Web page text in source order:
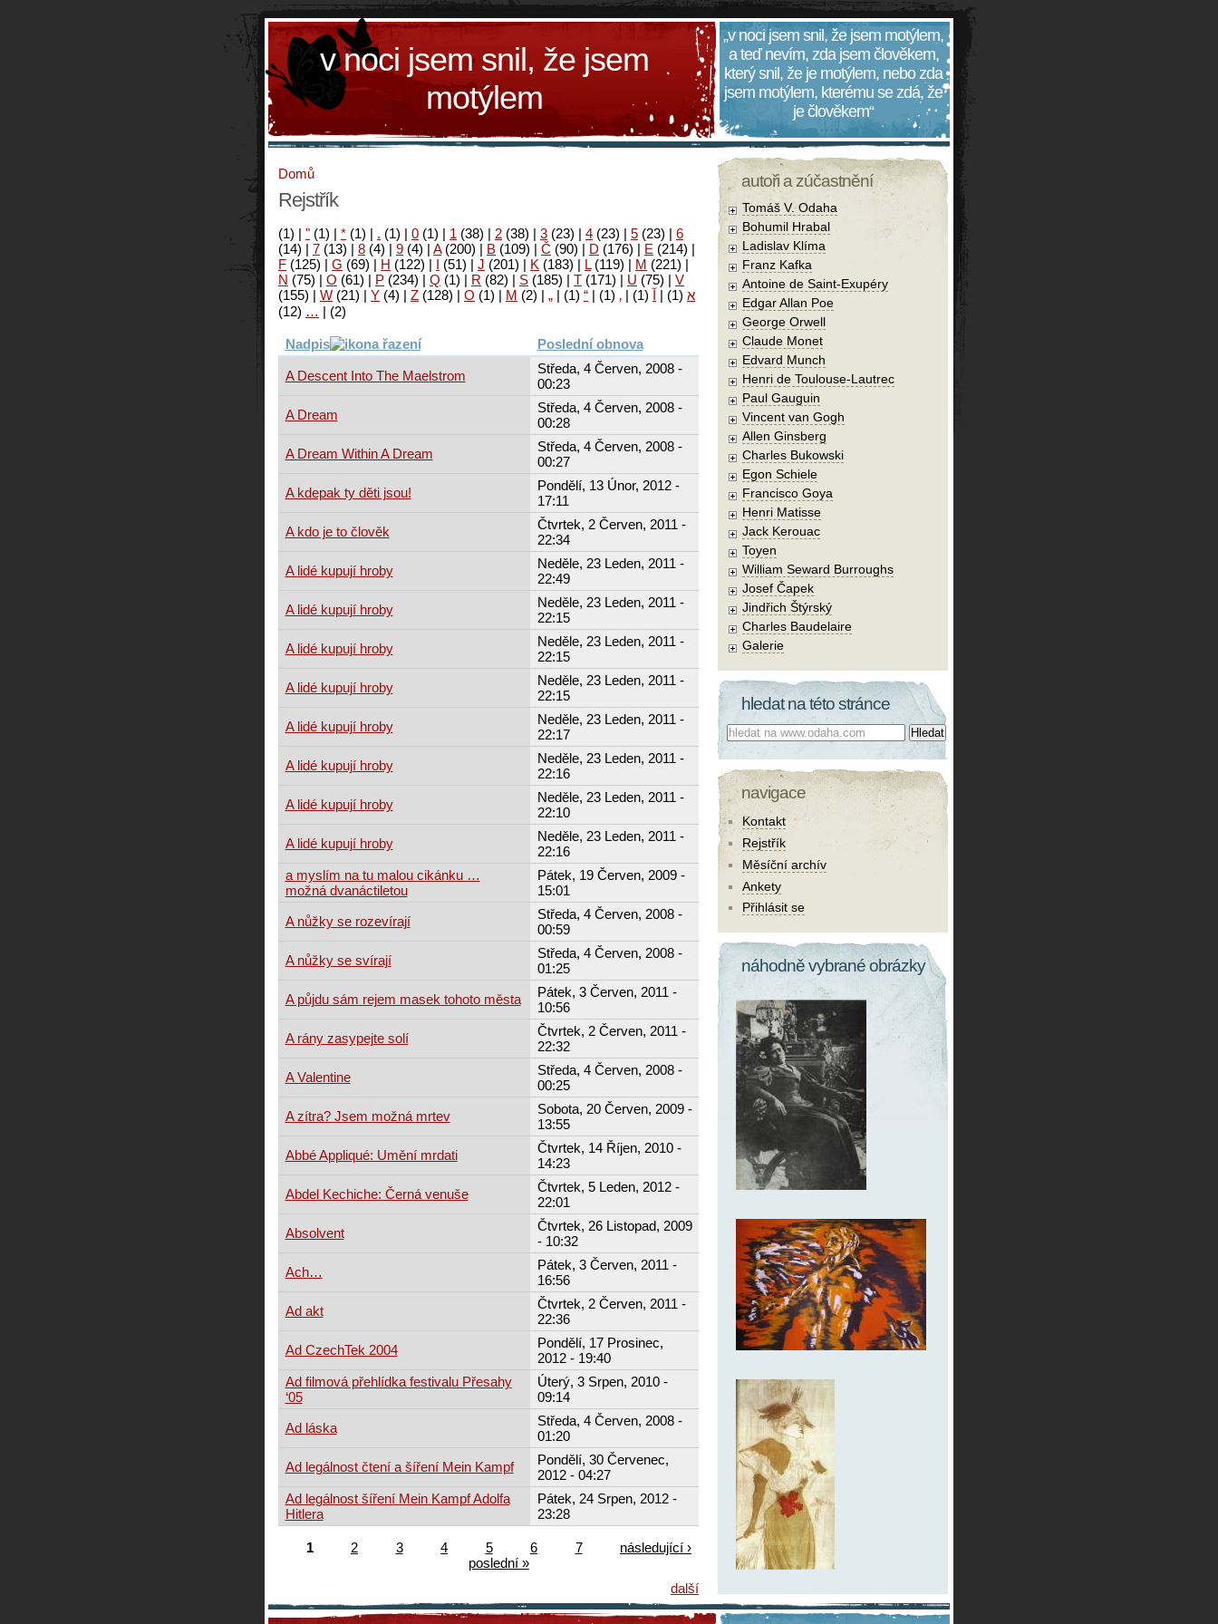
v noci jsem snil, že jsem
motýlem
„v noci jsem snil, že jsem motýlem,
a teď nevím, zda jsem člověkem,
který snil, že je motýlem, nebo zda
jsem motýlem, kterému se zdá, že
je člověkem“
Domů
Rejstřík
(1) | " (1) | * (1) | . (1) | 0 (1) | 1 (38) | 2 (38) | 3 (23) | 4 (23) | 5 (23) | 6
(14) | 7 (13) | 8 (4) | 9 (4) | A(200) | B (109) | Č (90) | D (176) | E (214) |
F (125) | G (69) | H (122) | I (51) | J (201) | K (183) | L(119) | M (221) |
N (75) | O (61) | P (234) | Q (1) | R (82) | S (185) | T (171) | U (75) | V
(155) | W (21) | Y (4) | Z (128) | Ο (1) | М (2) | א (1)
| آ (1)
|
‚
(1)
|
“
(1)
|
„
(2)
|
…
(12)
Nadpis Poslední obnova
A Descent Into The Maelstrom
Středa, 4 Červen, 2008 -
00:23
A Dream
Středa, 4 Červen, 2008 -
00:28
A Dream Within A Dream
Středa, 4 Červen, 2008 -
00:27
A kdepak ty děti jsou!
Pondělí, 13 Únor, 2012 -
17:11
A kdo je to člověk
Čtvrtek, 2 Červen, 2011 -
22:34
A lidé kupují hroby
Neděle, 23 Leden, 2011 -
22:49
A lidé kupují hroby
Neděle, 23 Leden, 2011 -
22:15
A lidé kupují hroby
Neděle, 23 Leden, 2011 -
22:15
A lidé kupují hroby
Neděle, 23 Leden, 2011 -
22:15
A lidé kupují hroby
Neděle, 23 Leden, 2011 -
22:17
A lidé kupují hroby
Neděle, 23 Leden, 2011 -
22:16
A lidé kupují hroby
Neděle, 23 Leden, 2011 -
22:10
A lidé kupují hroby
Neděle, 23 Leden, 2011 -
22:16
a myslím na tu malou cikánku …
možná dvanáctiletou
Pátek, 19 Červen, 2009 -
15:01
A nůžky se rozevírají
Středa, 4 Červen, 2008 -
00:59
A nůžky se svírají
Středa, 4 Červen, 2008 -
01:25
A půjdu sám rejem masek tohoto města
Pátek, 3 Červen, 2011 -
10:56
A rány zasypejte solí
Čtvrtek, 2 Červen, 2011 -
22:32
A Valentine
Středa, 4 Červen, 2008 -
00:25
A zítra? Jsem možná mrtev
Sobota, 20 Červen, 2009 -
13:55
Abbé Appliqué: Umění mrdati
Čtvrtek, 14 Říjen, 2010 -
14:23
Abdel Kechiche: Černá venuše
Čtvrtek, 5 Leden, 2012 -
22:01
Absolvent
Čtvrtek, 26 Listopad, 2009
- 10:32
Ach…
Pátek, 3 Červen, 2011 -
16:56
Ad akt
Čtvrtek, 2 Červen, 2011 -
22:36
Ad CzechTek 2004
Pondělí, 17 Prosinec,
2012 - 19:40
Ad filmová přehlídka festivalu Přesahy
‘05
Úterý, 3 Srpen, 2010 -
09:14
Ad láska
Středa, 4 Červen, 2008 -
01:20
Ad legálnost čtení a šíření Mein Kampf
Pondělí, 30 Červenec,
2012 - 04:27
Ad legálnost šíření Mein Kampf Adolfa
Hitlera
Pátek, 24 Srpen, 2012 -
23:28
1 2 3 4 5 6 7
následující ›
poslední »
další
autoři a zúčastnění
Tomáš V. Odaha
Bohumil Hrabal
Ladislav Klíma
Franz Kafka
Antoine de Saint-Exupéry
Edgar Allan Poe
George Orwell
Claude Monet
Edvard Munch
Henri de Toulouse-Lautrec
Paul Gauguin
Vincent van Gogh
Allen Ginsberg
Charles Bukowski
Egon Schiele
Francisco Goya
Henri Matisse
Jack Kerouac
Toyen
William Seward Burroughs
Josef Čapek
Jindřich Štýrský
Charles Baudelaire
Galerie
hledat na této stránce
Co hledat:
navigace
Kontakt
Rejstřík
Měsíční archív
Ankety
Přihlásit se
náhodně vybrané obrázky